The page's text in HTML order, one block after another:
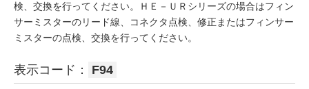
検、交換を行ってください。ＨＥ－ＵＲシリーズの場合はフィン
サーミスターのリード線、コネクタ点検、修正またはフィンサー
ミスターの点検、交換を行ってください。
表示コード： F94